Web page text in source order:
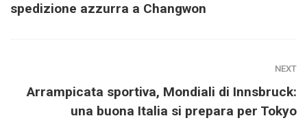
spedizione azzurra a Changwon
NEXT
Arrampicata sportiva, Mondiali di Innsbruck:
una buona Italia si prepara per Tokyo